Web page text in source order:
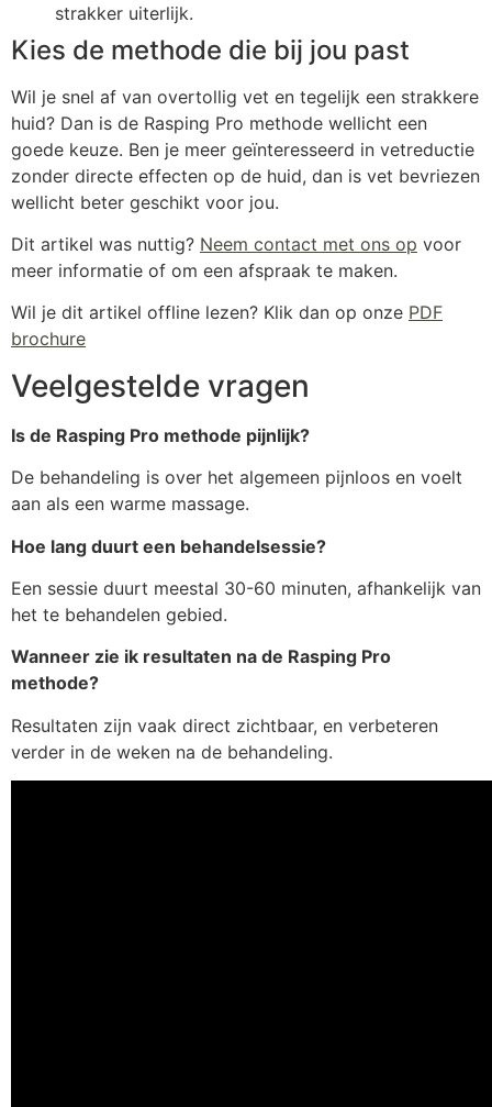
strakker uiterlijk.
Kies de methode die bij jou past
Wil je snel af van overtollig vet en tegelijk een strakkere
huid? Dan is de Rasping Pro methode wellicht een
goede keuze. Ben je meer geïnteresseerd in vetreductie
zonder directe effecten op de huid, dan is vet bevriezen
wellicht beter geschikt voor jou.
Dit artikel was nuttig? Neem contact met ons op voor
meer informatie of om een afspraak te maken.
Wil je dit artikel offline lezen? Klik dan op onze PDF
brochure
Veelgestelde vragen
Is de Rasping Pro methode pijnlijk?
De behandeling is over het algemeen pijnloos en voelt
aan als een warme massage.
Hoe lang duurt een behandelsessie?
Een sessie duurt meestal 30-60 minuten, afhankelijk van
het te behandelen gebied.
Wanneer zie ik resultaten na de Rasping Pro
methode?
Resultaten zijn vaak direct zichtbaar, en verbeteren
verder in de weken na de behandeling.